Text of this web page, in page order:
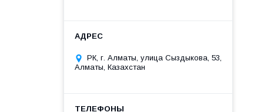
РК, г. Алматы, улица Сыздыкова, 53,
Алматы, Казахстан